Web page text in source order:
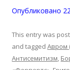
Опубликовано
This entry was
and tagged Авром
Антисемитизм,